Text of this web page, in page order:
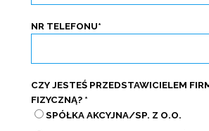
NR TELEFONU*
CZY JESTEŚ PRZEDSTAWICIELEM
FIZYCZNĄ? *
SPÓŁKA AKCYJNA/SP. Z O.O.